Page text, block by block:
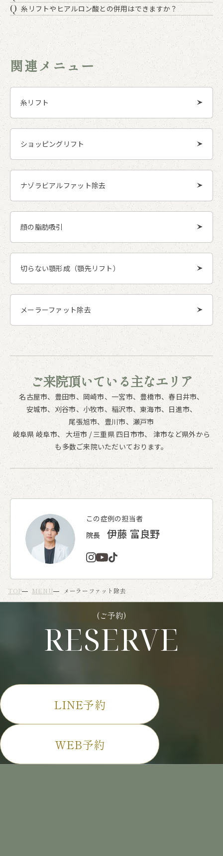
Q 糸リフトやヒアルロン酸との併用はできますか？
関連メニュー
糸リフト
ショッピングリフト
ナゾラビアルファット除去
顔の脂肪吸引
切らない顎形成（顎先リフト）
メーラーファット除去
ご来院頂いている主なエリア
名古屋市、 豊田市、 岡崎市、 一宮市、 豊橋市、 春日井市、
安城市、 刈谷市、小牧市、 稲沢市、東海市、 日進市、
尾張旭市、 豊川市、 瀬戸市
岐阜県 岐阜市、 大垣市 / 三重県 四日市市、 津市など県外から
も多数ご来院いただいております。
この症例の担当者
院長
伊藤 富良野
TOP MENU メーラーファット除去
(ご予約)
RESERVE
LINE予約
WEB予約